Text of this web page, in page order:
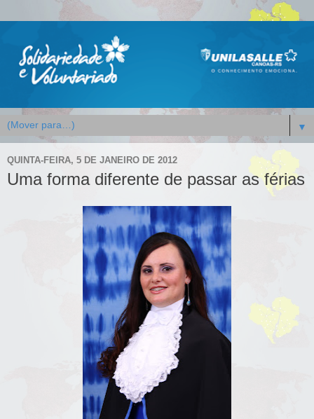
▼
QUINTA-FEIRA, 5 DE JANEIRO DE 2012
Uma forma diferente de passar as férias